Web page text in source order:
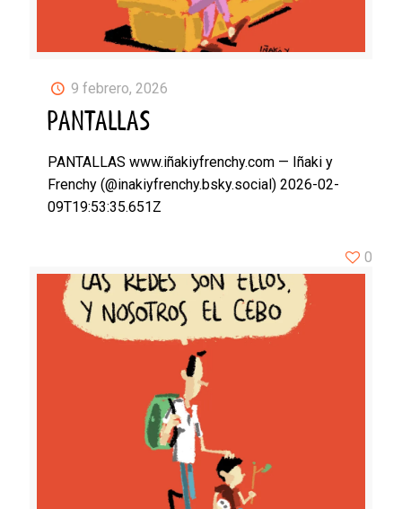
9 febrero, 2026
PANTALLAS
PANTALLAS www.iñakiyfrenchy.com — Iñaki y
Frenchy (@inakiyfrenchy.bsky.social) 2026-02-
09T19:53:35.651Z
0